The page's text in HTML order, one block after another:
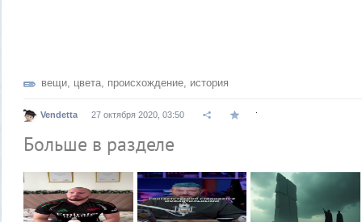
вещи, цвета, происхождение, история
Vendetta 27 октября 2020, 03:50
Больше в разделе